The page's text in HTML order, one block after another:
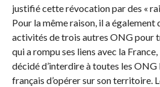
justifié cette révocation par des «
Pour la même raison, il a également
activités de trois autres ONG pour
qui a rompu ses liens avec la
décidé d’interdire à toutes les ONG
français d’opérer sur son territoire.